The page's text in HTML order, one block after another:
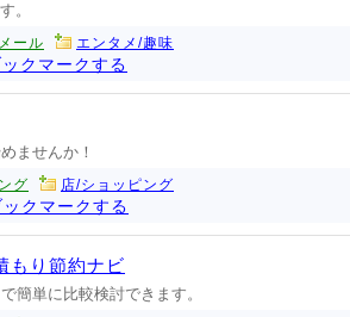
。
メール エンタメ/趣味
ックマークする
ませんか！
グ 店/ショッピング
ックマークする
もり節約ナビ
簡単に比較検討できます。